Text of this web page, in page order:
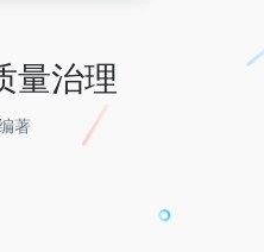
量治理
著